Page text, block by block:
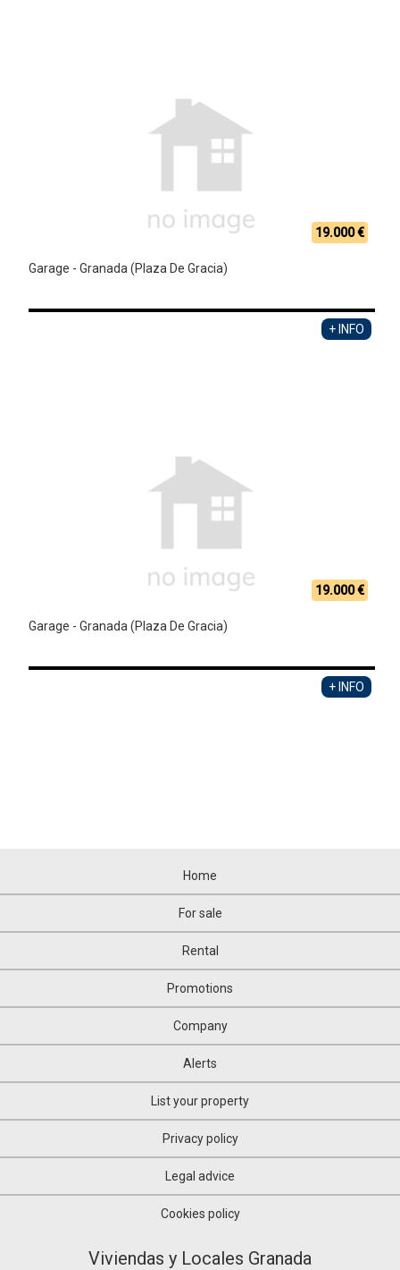
19.000 €
Garage - Granada (Plaza De Gracia)
+ INFO
19.000 €
Garage - Granada (Plaza De Gracia)
+ INFO
Home
For sale
Rental
Promotions
Company
Alerts
List your property
Privacy policy
Legal advice
Cookies policy
Viviendas y Locales Granada